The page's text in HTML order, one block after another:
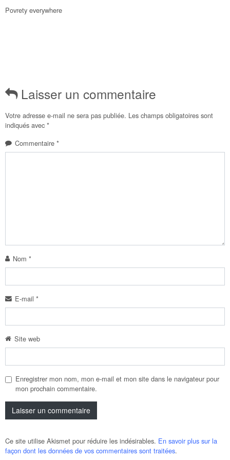
Povrety everywhere
Laisser un commentaire
Votre adresse e-mail ne sera pas publiée. Les champs obligatoires sont
indiqués avec *
Commentaire *
Nom *
E-mail *
Site web
Enregistrer mon nom, mon e-mail et mon site dans le navigateur pour
mon prochain commentaire.
Ce site utilise Akismet pour réduire les indésirables. En savoir plus sur la
façon dont les données de vos commentaires sont traitées.